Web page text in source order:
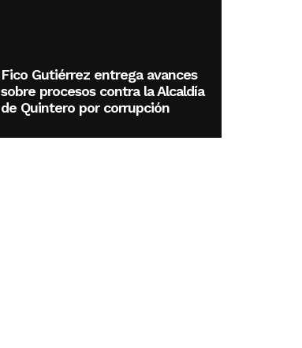
Fico Gutiérrez entrega avances
sobre procesos contra la Alcaldía
de Quintero por corrupción